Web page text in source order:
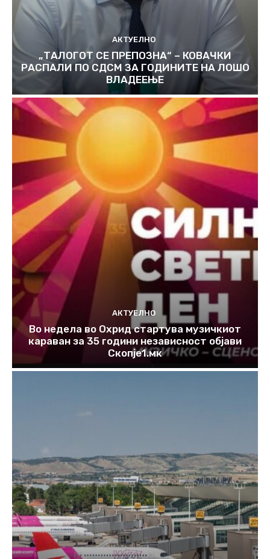
АКТУЕЛНО
„ТАЛОГОТ СЕ ПРЕПОЗНА“ – КОВАЧКИ
РАСПАЛИ ПО СДСМ ЗА ГОДИНИТЕ НА ЛОШО
ВЛАДЕЕЊЕ
АКТУЕЛНО
Во недела во Охрид стартува музичкиот
караван за 35 години независност објави
Скопје1.мк